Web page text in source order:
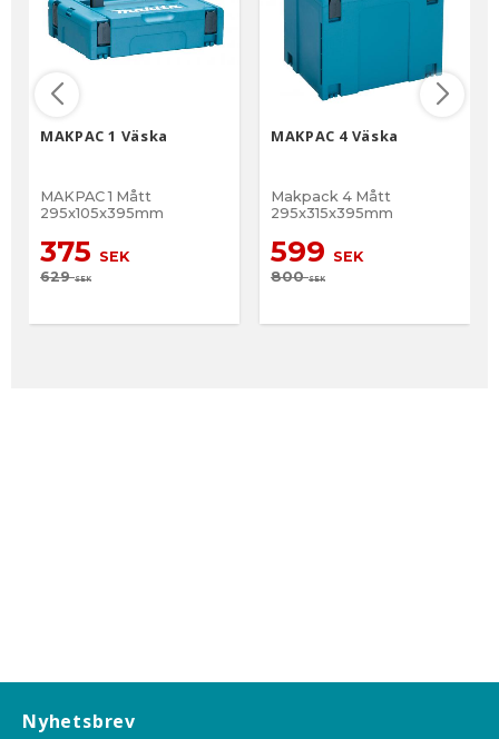
MAKPAC 1 Väska
MAKPAC 1 Mått
295x105x395mm
375 SEK
629SEK
MAKPAC 4 Väska
Makpack 4 Mått
295x315x395mm
599 SEK
800SEK
Nyhetsbrev